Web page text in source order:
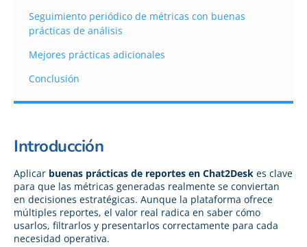
Seguimiento periódico de métricas con buenas
prácticas de análisis
Mejores prácticas adicionales
Conclusión
Introducción
Aplicar buenas prácticas de reportes en Chat2Desk es clave
para que las métricas generadas realmente se conviertan
en decisiones estratégicas. Aunque la plataforma ofrece
múltiples reportes, el valor real radica en saber cómo
usarlos, filtrarlos y presentarlos correctamente para cada
necesidad operativa.